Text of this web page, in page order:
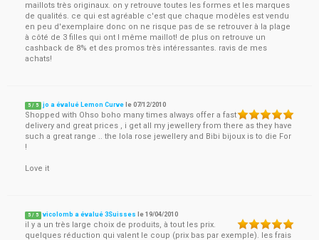
maillots très originaux. on y retrouve toutes les formes et les marques
de qualités. ce qui est agréable c'est que chaque modèles est vendu
en peu d'exemplaire donc on ne risque pas de se retrouver à la plage
à côté de 3 filles qui ont l même maillot! de plus on retrouve un
cashback de 8% et des promos très intéressantes. ravis de mes
achats!
5 / 5 jo a évalué Lemon Curve le07/12/2010
Shopped with Ohso boho many times always offer a fast
delivery and great prices , i get all my jewellery from there as they have
such a great range .. the lola rose jewellery and Bibi bijoux is to die For
!
Love it
5 / 5 vicolomb a évalué 3Suisses le19/04/2010
il y a un très large choix de produits, à tout les prix.
quelques réduction qui valent le coup (prix bas par exemple). les frais